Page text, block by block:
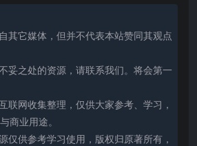
其它媒体，但并不代表本站赞同其观点
妥之处的资源，请联系我们。将会第一
联网收集整理，仅供大家参考、学习，
商业用途。
仅供参考学习使用，版权归原著所有，